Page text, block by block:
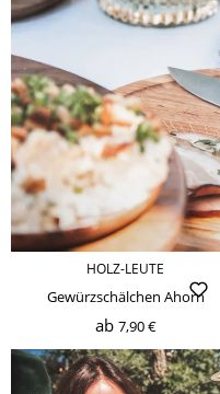
HOLZ-LEUTE
Gewürzschälchen Ahorn
ab 7,90 €